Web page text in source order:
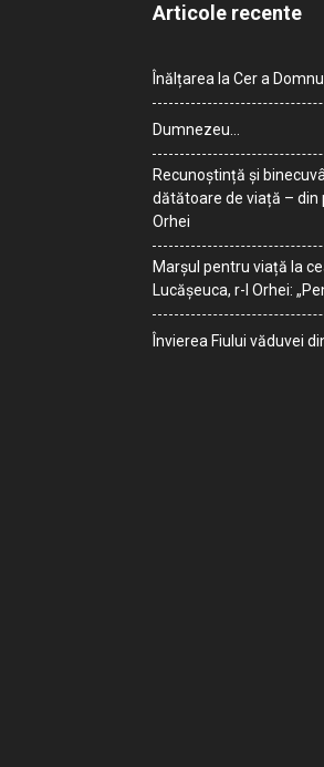
Articole recente
Înălțarea la Cer a
Dumnezeu…
Recunoștință și
dătătoare de viață –
Orhei
Marșul pentru viață la
Lucășeuca, r-l Orhei:
Învierea Fiului văduvei